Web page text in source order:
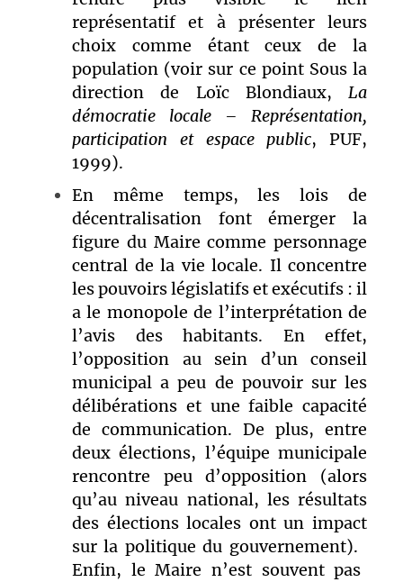
représentatif et à présenter leurs
choix comme étant ceux de la
population (voir sur ce point Sous la
direction de Loïc Blondiaux, La
démocratie locale – Représentation,
participation et espace public, PUF,
1999).
En même temps, les lois de
décentralisation font émerger la
figure du Maire comme personnage
central de la vie locale. Il concentre
les pouvoirs législatifs et exécutifs : il
a le monopole de l’interprétation de
l’avis des habitants. En effet,
l’opposition au sein d’un conseil
municipal a peu de pouvoir sur les
délibérations et une faible capacité
de communication. De plus, entre
deux élections, l’équipe municipale
rencontre peu d’opposition (alors
qu’au niveau national, les résultats
des élections locales ont un impact
sur la politique du gouvernement).
Enfin, le Maire n’est souvent pas